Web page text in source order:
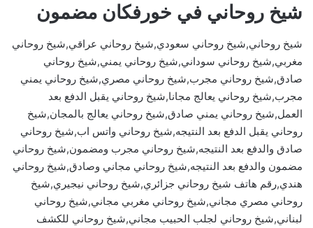
شيخ روحاني في خورفكان مضمون
شيخ روحاني,شيخ روحاني سعودي,شيخ روحاني عراقي,شيخ روحاني
مغربي,شيخ روحاني سوداني,شيخ روحاني يمني,شيخ روحاني
صادق,شيخ روحاني مجرب,شيخ روحاني مصري,شيخ روحاني يمني
مجرب,شيخ روحاني يعالج مجانا,شيخ روحاني يقبل الدفع بعد
العمل,شيخ روحاني يمني صادق,شيخ روحاني يعالج بالمجان,شيخ
روحاني يقبل الدفع بعد النتيجه,شيخ روحاني واتس اب,شيخ روحاني
صادق والدفع بعد النتيجه,شيخ روحاني مجرب ومضمون,شيخ روحاني
مضمون والدفع بعد النتيجه,شيخ روحاني مجاني وصادق,شيخ روحاني
هندي,رقم هاتف شيخ روحاني جزائري,شيخ روحاني نيجيري,شيخ
روحاني مصري مجاني,شيخ روحاني مغربي مجاني,شيخ روحاني
لبناني,شيخ روحاني لجلب الحبيب مجاني,شيخ روحاني للكشف